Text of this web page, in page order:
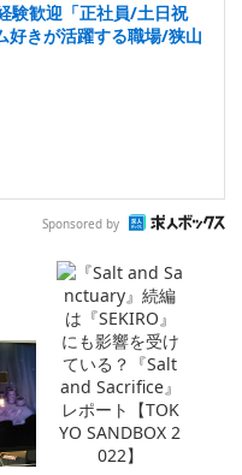
験歓迎「正社員/土日祝
好きが活躍する職場/狭山
Sponsored by